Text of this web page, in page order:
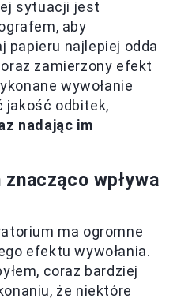
sytuacji jest
aby
papieru najlepiej odda
zamierzony efekt
wywołanie
jakość odbitek,
nadając im
wpływa
ma ogromne
efektu wywołania.
coraz bardziej
że niektóre